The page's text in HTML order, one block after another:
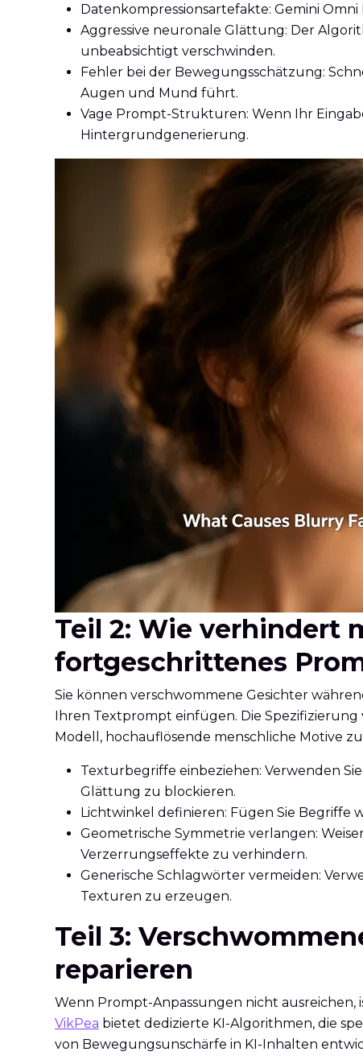
Datenkompressionsartefakte: Gemini
Aggressive neuronale Glättung: Der
unbeabsichtigt verschwinden.
Fehler bei der Bewegungsschätzung:
Augen und Mund führt.
Vage Prompt-Strukturen: Wenn Ihr
Hintergrundgenerierung.
Teil 2: Wie verhindert
fortgeschrittenes
Sie können verschwommene Gesichter
Ihren Textprompt einfügen. Die
Modell, hochauflösende menschliche Motive
Texturbegriffe einbeziehen: Verwenden
Glättung zu blockieren.
Lichtwinkel definieren: Fügen Sie Begriffe
Geometrische Symmetrie verlangen:
Verzerrungseffekte zu verhindern.
Generische Schlagwörter vermeiden:
Texturen zu erzeugen.
Teil 3:
reparieren
Wenn Prompt-Anpassungen nicht
VikPea bietet dedizierte KI-Algorithmen, die
von Bewegungsunschärfe in KI-Inhalten